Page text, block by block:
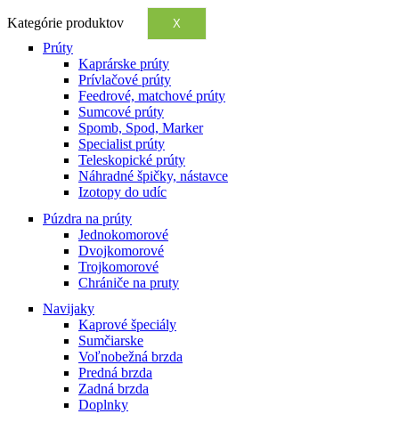
Kategórie produktov X
Prúty
Kaprárske prúty
Prívlačové prúty
Feedrové, matchové prúty
Sumcové prúty
Spomb, Spod, Marker
Specialist prúty
Teleskopické prúty
Náhradné špičky, nástavce
Izotopy do udíc
Púzdra na prúty
Jednokomorové
Dvojkomorové
Trojkomorové
Chrániče na pruty
Navijaky
Kaprové špeciály
Sumčiarske
Voľnobežná brzda
Predná brzda
Zadná brzda
Doplnky